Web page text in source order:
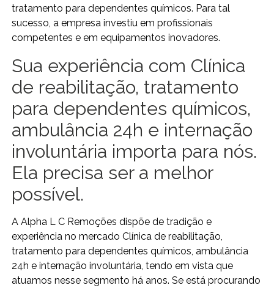
tratamento para dependentes químicos. Para tal
sucesso, a empresa investiu em profissionais
competentes e em equipamentos inovadores.
Sua experiência com Clínica
de reabilitação, tratamento
para dependentes químicos,
ambulância 24h e internação
involuntária importa para nós.
Ela precisa ser a melhor
possível.
A Alpha L C Remoções dispõe de tradição e
experiência no mercado Clínica de reabilitação,
tratamento para dependentes químicos, ambulância
24h e internação involuntária, tendo em vista que
atuamos nesse segmento há anos. Se está procurando